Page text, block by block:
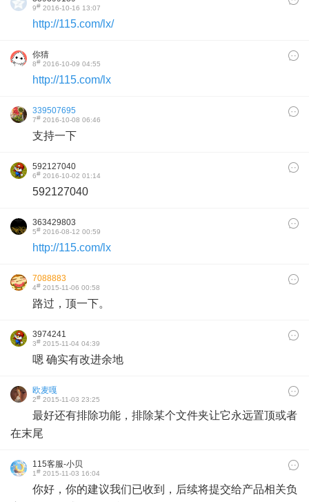
9# 2016-10-16 13:07
http://115.com/lx/
你猜
8# 2016-10-09 04:55
http://115.com/lx
339507695
7# 2016-10-08 06:46
支持一下
592127040
6# 2016-10-02 01:14
592127040
363429803
5# 2016-08-12 00:59
http://115.com/lx
7088883
4# 2015-11-06 00:58
路过，顶一下。
3974241
3# 2015-11-04 04:39
嗯 确实有改进余地
欧麦嘎
2# 2015-11-03 23:25
最好还有排除功能，排除某个文件夹让它永远置顶或者
在末尾
115客服-小贝
1# 2015-11-03 16:04
你好，你的建议我们已收到，后续将提交给产品相关负